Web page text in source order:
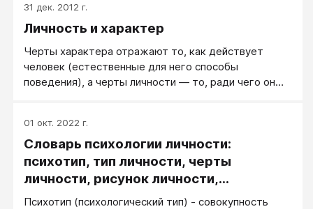
есть в данном коллективе – четыре-пять типажей
назовут бойко, а затем начинают запинаться.
персонажей обычно используются лишь их
фанатами и больше не для практики, а для теорий и
рассуждений.
31 дек. 2012 г.
Личность и характер
Черты характера отражают то, как действует
человек (естественные для него способы
поведения), а черты личности — то, ради чего он
относительно независимы: применяя одни и те же
способы, можно добиваться разных целей и,
наоборот, устремляться к одной и той же цели
разными способами.
01 окт. 2022 г.
Словарь психологии личности:
психотип, тип личности, черты
личности, рисунок личности,
акцентуации
Психотип (психологический тип) - совокупность